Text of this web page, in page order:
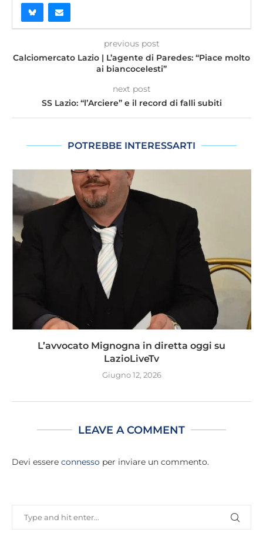
previous post
Calciomercato Lazio | L’agente di Paredes: “Piace molto
ai biancocelesti”
next post
SS Lazio: “l’Arciere” e il record di falli subiti
POTREBBE INTERESSARTI
L’avvocato Mignogna in diretta oggi su
LazioLiveTv
Giugno 12, 2026
LEAVE A COMMENT
Devi essere connesso per inviare un commento.